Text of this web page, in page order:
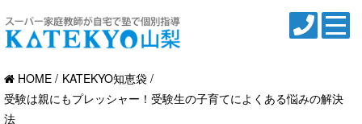
HOME
KATEKYO知恵袋
受験は親にもプレッシャー！受験生の子育てによくある悩みの解決
法